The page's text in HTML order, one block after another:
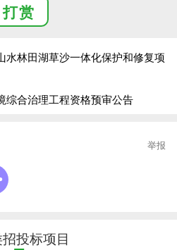
国”网站被列为失信被执行人；
及项目负责人（项目经理）基本
督与诚信信息发布平台” 可查
量制。
11月11日08
打赏
水林田湖草沙一体化保护和修复项
综合治理工程资格预审公告
举报
投标项目